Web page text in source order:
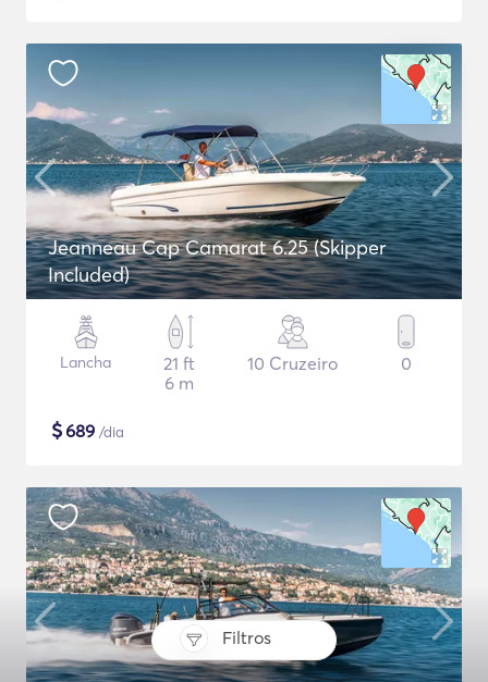
Filtros
Jeanneau Cap Camarat 6.25 (Skipper
Included)
Lancha
21 ft
6 m
10 Cruzeiro 0
$689 /dia